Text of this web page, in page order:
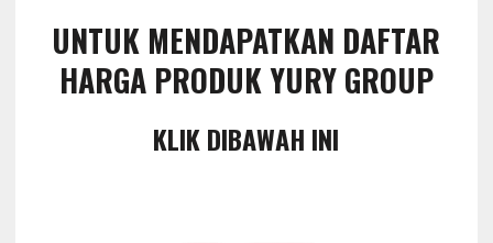
UNTUK MENDAPATKAN DAFTAR
HARGA PRODUK YURY GROUP
KLIK DIBAWAH INI